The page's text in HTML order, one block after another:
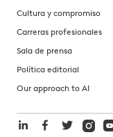
Cultura y compromiso
Carreras profesionales
Sala de prensa
Política editorial
Our approach to AI